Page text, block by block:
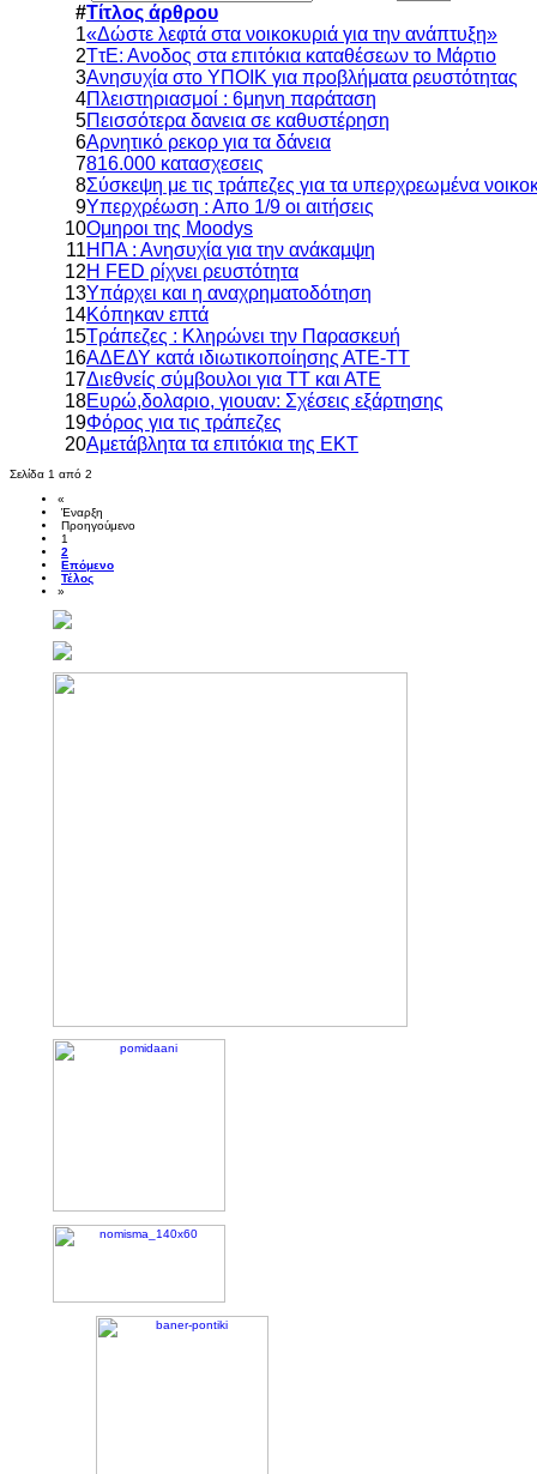
#Τίτλος άρθρου
1«Δώστε λεφτά στα νοικοκυριά για την ανάπτυξη»
2ΤτΕ: Ανοδος στα επιτόκια καταθέσεων το Μάρτιο
3Ανησυχία στο ΥΠΟΙΚ για προβλήματα ρευστότητας
4Πλειστηριασμοί : 6μηνη παράταση
5Πεισσότερα δανεια σε καθυστέρηση
6Αρνητικό ρεκορ για τα δάνεια
7816.000 κατασχεσεις
8Σύσκεψη με τις τράπεζες για τα υπερχρεωμένα
9Υπερχρέωση : Απο 1/9 οι αιτήσεις
10Ομηροι της Moodys
11ΗΠΑ : Ανησυχία για την ανάκαμψη
12Η FED ρίχνει ρευστότητα
13Υπάρχει και η αναχρηματοδότηση
14Κόπηκαν επτά
15Τράπεζες : Κληρώνει την Παρασκευή
16ΑΔΕΔΥ κατά ιδιωτικοποίησης ΑΤΕ-ΤΤ
17Διεθνείς σύμβουλοι για ΤΤ και ΑΤΕ
18Ευρώ,δολαριο, γιουαν: Σχέσεις εξάρτησης
19Φόρος για τις τράπεζες
20Αμετάβλητα τα επιτόκια της ΕΚΤ
Σελίδα 1 από 2
«
Έναρξη
Προηγούμενο
1
2
Επόμενο
Τέλος
»